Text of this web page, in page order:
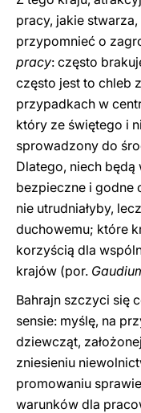
pracy, jakie
przypomnieć o
pracy: często
często jest to chleb
przypadkach w
który ze świętego i
sprowadzony do
Dlatego, niech
bezpieczne i godne
nie utrudniałyby,
duchowemu; które
korzyścią dla
krajów (por.
Bahrajn szczyci się
sensie: myślę, na
dziewcząt,
zniesieniu
promowaniu
warunków dla